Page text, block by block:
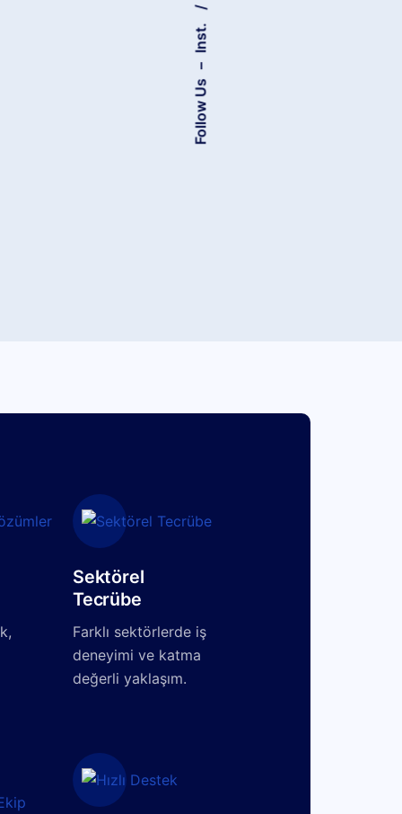
Follow Us
Inst.
Sektörel
Tecrübe
Farklı sektörlerde iş
deneyimi ve katma
değerli yaklaşım.